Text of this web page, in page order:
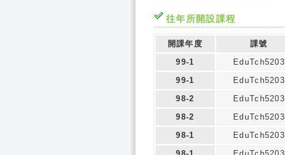
往年所開設課程
開課年度 課號
99-1
EduTch5203
99-1
EduTch5203
98-2
EduTch5203
98-2
EduTch5203
98-1
EduTch5203